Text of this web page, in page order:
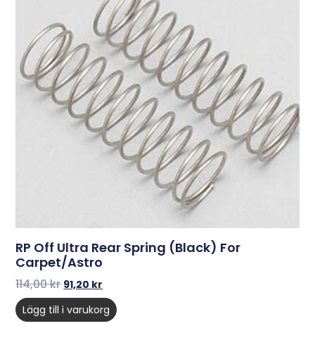
RP Off Ultra Rear Spring (Black) For
Carpet/Astro
114,00kr 91,20 kr
Lägg till i varukorg